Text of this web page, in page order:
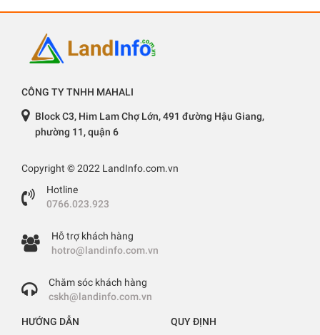
CÔNG TY TNHH MAHALI
Block C3, Him Lam Chợ Lớn, 491 đường Hậu Giang,
phường 11, quận 6
Copyright © 2022 LandInfo.com.vn
Hotline
0766.023.923
Hỗ trợ khách hàng
hotro@landinfo.com.vn
Chăm sóc khách hàng
cskh@landinfo.com.vn
HƯỚNG DẪN QUY ĐỊNH